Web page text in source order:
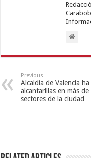
Previous
Alcaldía de Valencia
alcantarillas en más de
sectores de la ciudad